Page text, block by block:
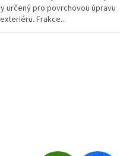
určený pro povrchovou úpravu
Frakce...